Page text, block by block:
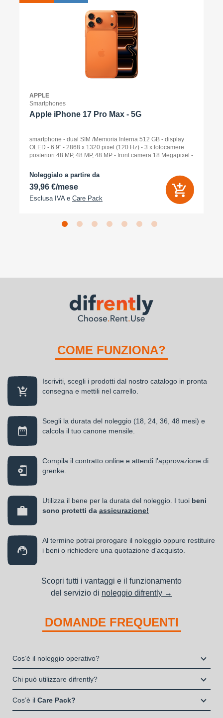
APPLE
Smartphones
Apple iPhone 17 Pro Max - 5G
smartphone - dual SIM /Memoria Interna 512 GB - display
OLED - 6.9" - 2868 x 1320 pixel (120 Hz) - 3 x fotocamere
posteriori 48 MP, 48 MP, 48 MP - front camera 18 Megapixel -
Noleggialo a partire da
39,96 €/mese
Esclusa IVA e Care Pack
COME FUNZIONA?
Iscriviti, scegli i prodotti dal nostro catalogo in pronta
consegna e mettili nel carrello.
Scegli la durata del noleggio (18, 24, 36, 48 mesi) e
calcola il tuo canone mensile.
Compila il contratto online e attendi l’approvazione di
grenke.
Utilizza il bene per la durata del noleggio. I tuoi beni
sono protetti da assicurazione!
Al termine potrai prorogare il noleggio oppure restituire
i beni o richiedere una quotazione d'acquisto.
Scopri tutti i vantaggi e il funzionamento
del servizio di noleggio difrently →
DOMANDE FREQUENTI
Cos’è il noleggio operativo?
Il noleggio, o locazione operativa, è una soluzione che
alla propria attività a fronte del pagamento di un canone fisso
periodico.
Chi può utilizzare difrently?
Liberi Professionisti e Studi Associati
Cos’è il Care Pack?